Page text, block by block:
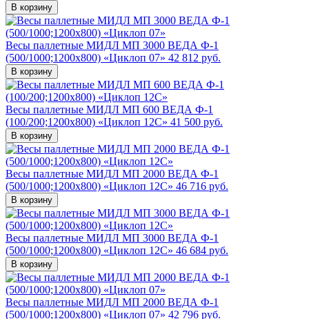
В корзину
Весы паллетные МИДЛ МП 3000 ВЕДА Ф-1
(500/1000;1200x800) «Циклоп 07» 42 812 руб.
В корзину
Весы паллетные МИДЛ МП 600 ВЕДА Ф-1
(100/200;1200x800) «Циклоп 12С» 41 500 руб.
В корзину
Весы паллетные МИДЛ МП 2000 ВЕДА Ф-1
(500/1000;1200x800) «Циклоп 12С» 46 716 руб.
В корзину
Весы паллетные МИДЛ МП 3000 ВЕДА Ф-1
(500/1000;1200x800) «Циклоп 12С» 46 684 руб.
В корзину
Весы паллетные МИДЛ МП 2000 ВЕДА Ф-1
(500/1000;1200x800) «Циклоп 07» 42 796 руб.